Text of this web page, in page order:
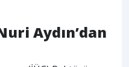
Aydın’dan